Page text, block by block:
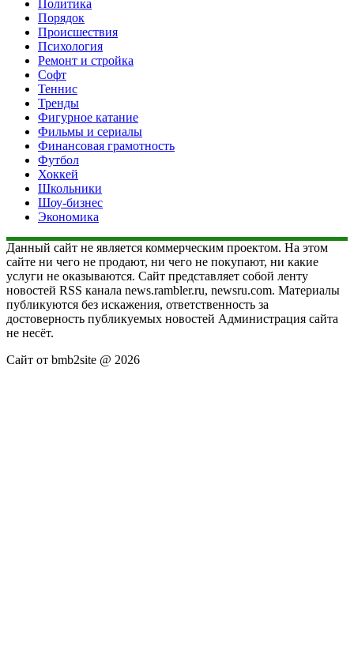
Политика
Порядок
Происшествия
Психология
Ремонт и стройка
Софт
Теннис
Тренды
Фигурное катание
Фильмы и сериалы
Финансовая грамотность
Футбол
Хоккей
Школьники
Шоу-бизнес
Экономика
Данный сайт не является коммерческим проектом. На этом
сайте ни чего не продают, ни чего не покупают, ни какие
услуги не оказываются. Сайт представляет собой ленту
новостей RSS канала news.rambler.ru, newsru.com. Материалы
публикуются без искажения, ответственность за
достоверность публикуемых новостей Администрация сайта
не несёт.
Сайт от bmb2site @ 2026